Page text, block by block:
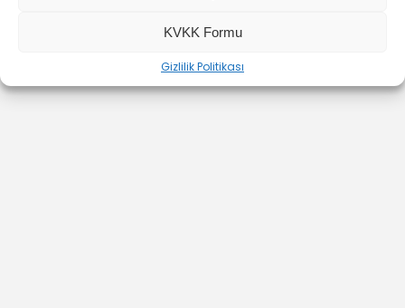
KVKK Formu
Gizlilik Politikası